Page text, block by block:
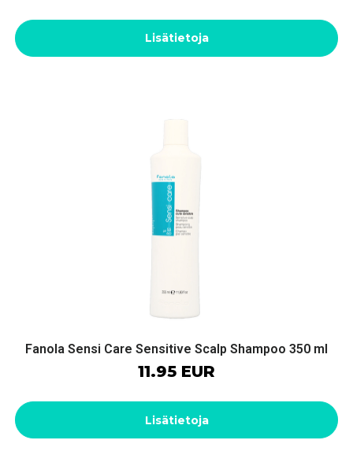
Lisätietoja
Fanola Sensi Care Sensitive Scalp Shampoo 350 ml
11.95 EUR
Lisätietoja